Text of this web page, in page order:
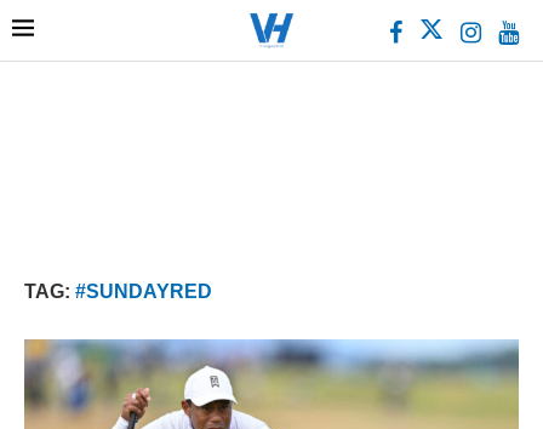
TAG: #SUNDAYRED